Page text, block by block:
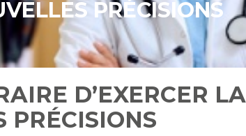
PRÉCISIONS
D’EXERCER LA
PRÉCISIONS